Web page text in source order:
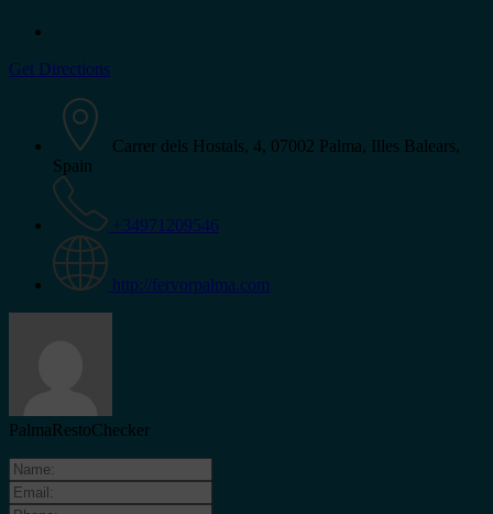
Get Directions
Carrer dels Hostals, 4, 07002 Palma, Illes Balears,
Spain
+34971209546
http://fervorpalma.com
PalmaRestoChecker